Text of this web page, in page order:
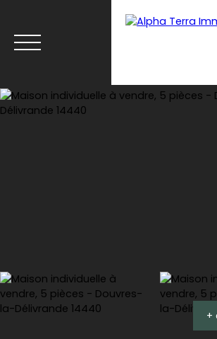
Menu
Espace client
+